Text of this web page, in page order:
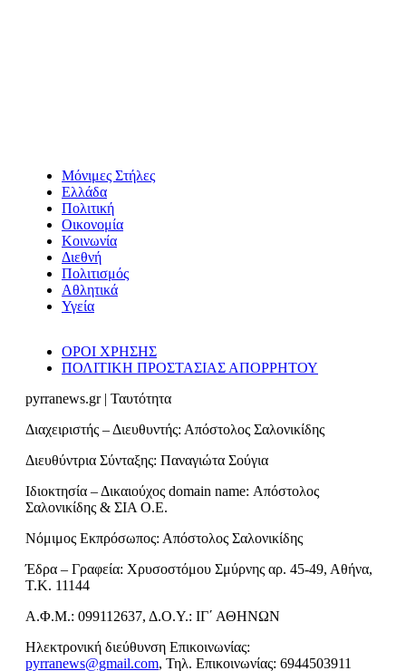
Μόνιμες Στήλες
Ελλάδα
Πολιτική
Οικονομία
Κοινωνία
Διεθνή
Πολιτισμός
Αθλητικά
Υγεία
ΟΡΟΙ ΧΡΗΣΗΣ
ΠΟΛΙΤΙΚΗ ΠΡΟΣΤΑΣΙΑΣ ΑΠΟΡΡΗΤΟΥ
pyrranews.gr | Ταυτότητα
Διαχειριστής – Διευθυντής: Απόστολος Σαλονικίδης
Διευθύντρια Σύνταξης: Παναγιώτα Σούγια
Ιδιοκτησία – Δικαιούχος domain name: Απόστολος
Σαλονικίδης & ΣΙΑ Ο.Ε.
Νόμιμος Εκπρόσωπος: Απόστολος Σαλονικίδης
Έδρα – Γραφεία: Χρυσοστόμου Σμύρνης αρ. 45-49, Αθήνα,
Τ.Κ. 11144
Α.Φ.Μ.: 099112637, Δ.Ο.Υ.: ΙΓ΄ ΑΘΗΝΩΝ
Ηλεκτρονική διεύθυνση Επικοινωνίας:
pyrranews@gmail.com, Τηλ. Επικοινωνίας: 6944503911